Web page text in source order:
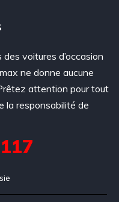
voitures d’occasion
ne donne aucune
attention pour tout
la responsabilité de